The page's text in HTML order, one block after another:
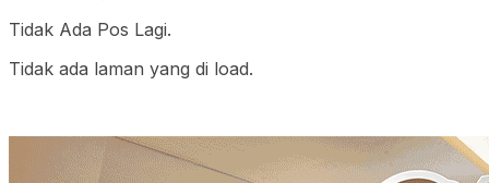
Tidak Ada Pos Lagi.
Tidak ada laman yang di load.